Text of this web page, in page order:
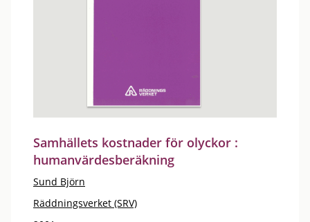
Samhällets kostnader för olyckor :
humanvärdesberäkning
Sund Björn
Räddningsverket (SRV)